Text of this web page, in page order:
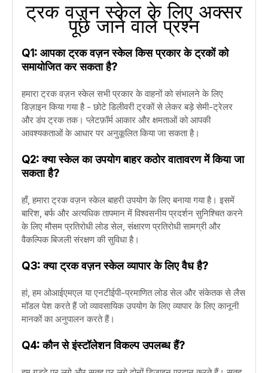
ट्रक वज़न स्केल के लिए अक्सर
पूछे जाने वाले प्रश्न
Q1: आपका ट्रक वज़न स्केल किस प्रकार के ट्रकों को
समायोजित कर सकता है?
हमारा ट्रक वज़न स्केल सभी प्रकार के वाहनों को संभालने के लिए
डिज़ाइन किया गया है - छोटे डिलीवरी ट्रकों से लेकर बड़े सेमी-ट्रेलर
और डंप ट्रक तक। प्लेटफ़ॉर्म आकार और क्षमताओं को आपकी
आवश्यकताओं के आधार पर अनुकूलित किया जा सकता है।
Q2: क्या स्केल का उपयोग बाहर कठोर वातावरण में किया जा
सकता है?
हाँ, हमारा ट्रक वज़न स्केल बाहरी उपयोग के लिए बनाया गया है। इसमें
बारिश, बर्फ और अत्यधिक तापमान में विश्वसनीय प्रदर्शन सुनिश्चित करने
के लिए मौसम प्रतिरोधी लोड सेल, संक्षारण प्रतिरोधी सामग्री और
वैकल्पिक बिजली संरक्षण की सुविधा है।
Q3: क्या ट्रक वज़न स्केल व्यापार के लिए वैध है?
हां, हम ओआईएमएल या एनटीईपी-प्रमाणित लोड सेल और संकेतक से लैस
मॉडल पेश करते हैं जो व्यावसायिक उपयोग के लिए व्यापार के लिए कानूनी
मानकों का अनुपालन करते हैं।
Q4: कौन से इंस्टॉलेशन विकल्प उपलब्ध हैं?